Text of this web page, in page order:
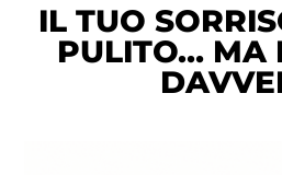
IL TUO
PULITO… MA